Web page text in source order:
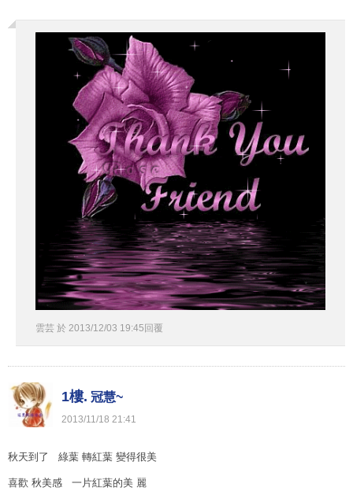
雲芸 於 2013/12/03 19:45 回覆
1樓. 冠慧~
2013/11/18 21:41
秋天到了 綠葉 轉紅葉 變得很美
喜歡 秋美感 一片紅葉的美 麗